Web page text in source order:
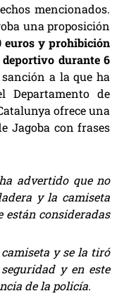
mencionados.
una proposición
euros y prohibición
durante 6
a la que ha
Departamento de
ofrece una
Jagoba con frases
advertido que no
y la camiseta
están consideradas
camiseta y se la tiró
y en este
de la policía.